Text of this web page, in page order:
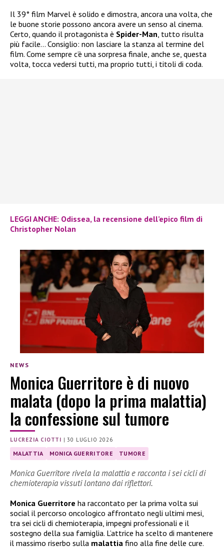
Il 39° film Marvel è solido e dimostra, ancora una volta, che
le buone storie possono ancora avere un senso al cinema.
Certo, quando il protagonista è Spider-Man, tutto risulta
più facile… Consiglio: non lasciare la stanza al termine del
film. Come sempre c’è una sorpresa finale, anche se, questa
volta, tocca vedersi tutti, ma proprio tutti, i titoli di coda.
LEGGI ANCHE: Odissea, la recensione dell’epico film di
Christopher Nolan
NEWS
Monica Guerritore è di nuovo
malata (dopo la prima malattia)
la confessione sul tumore
LUCREZIA CIOTTI |30 LUGLIO 2026
MALATTIA MONICA GUERRITORE TUMORE
Monica Guerritore rivela la malattia e racconta i sei cicli di
chemioterapia vissuti lontano dai riflettori.
Monica Guerritore ha raccontato per la prima volta sui
social il percorso oncologico affrontato negli ultimi mesi,
tra sei cicli di chemioterapia, impegni professionali e il
sostegno della sua famiglia. L’attrice ha scelto di mantenere
il massimo riserbo sulla malattia fino alla fine delle cure.